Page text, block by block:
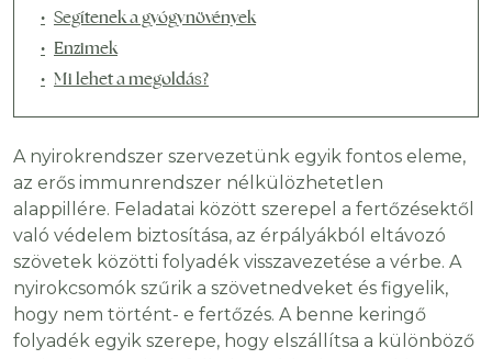
Segítenek a gyógynövények
Enzimek
Mi lehet a megoldás?
A nyirokrendszer szervezetünk egyik fontos eleme,
az erős immunrendszer nélkülözhetetlen
alappillére. Feladatai között szerepel a fertőzésektől
való védelem biztosítása, az érpályákból eltávozó
szövetek közötti folyadék visszavezetése a vérbe. A
nyirokcsomók szűrik a szövetnedveket és figyelik,
hogy nem történt- e fertőzés. A benne keringő
folyadék egyik szerepe, hogy elszállítsa a különböző